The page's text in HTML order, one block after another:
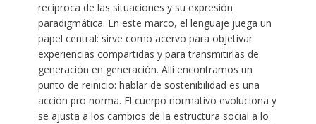
recíproca de las situaciones y su expresión
paradigmática. En este marco, el lenguaje juega un
papel central: sirve como acervo para objetivar
experiencias compartidas y para transmitirlas de
generación en generación. Allí encontramos un
punto de reinicio: hablar de sostenibilidad es una
acción pro norma. El cuerpo normativo evoluciona y
se ajusta a los cambios de la estructura social a lo